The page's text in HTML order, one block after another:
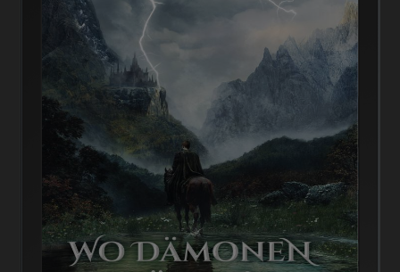
GESCHENKIDEEN
SCHULE & BÜRO
BUCHTIPPS